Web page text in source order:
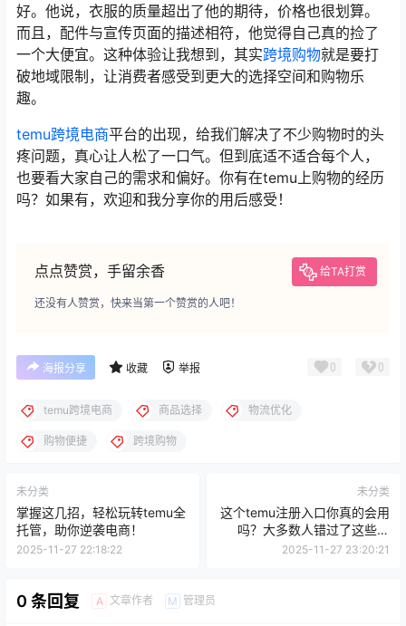
好。他说，衣服的质量超出了他的期待，价格也很划算。
而且，配件与宣传页面的描述相符，他觉得自己真的捡了
一个大便宜。这种体验让我想到，其实跨境购物就是要打
破地域限制，让消费者感受到更大的选择空间和购物乐
趣。
temu跨境电商平台的出现，给我们解决了不少购物时的头
疼问题，真心让人松了一口气。但到底适不适合每个人，
也要看大家自己的需求和偏好。你有在temu上购物的经历
吗？如果有，欢迎和我分享你的用后感受！
点点赞赏，手留余香 给TA打赏
还没有人赞赏，快来当第一个赞赏的人吧！
海报分享 收藏 举报 0 0
temu跨境电商 商品选择 物流优化
购物便捷 跨境购物
未分类
掌握这几招，轻松玩转temu全
托管，助你逆袭电商！
2025-11-27 22:18:22
未分类
这个temu注册入口你真的会用
吗？大多数人错过了这些秘
笈！
2025-11-27 23:20:21
0 条回复 A 文章作者 M 管理员